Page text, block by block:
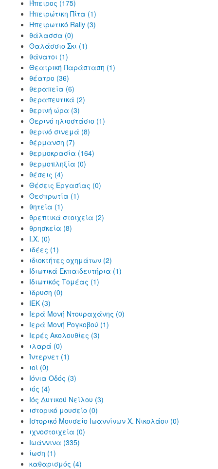
Ήπειρος (175)
Ηπειρώτικη Πίτα (1)
Ηπειρωτικό Rally (3)
θάλασσα (0)
Θαλάσσιο Σκι (1)
θάνατοι (1)
Θεατρική Παράσταση (1)
θέατρο (36)
θεραπεία (6)
θεραπευτικά (2)
θερινή ώρα (3)
Θερινό ηλιοστάσιο (1)
θερινό σινεμά (8)
θέρμανση (7)
θερμοκρασία (164)
θερμοπληξία (0)
θέσεις (4)
Θέσεις Εργασίας (0)
Θεσπρωτία (1)
θητεία (1)
θρεπτικά στοιχεία (2)
θρησκεία (8)
Ι.Χ. (0)
ιδέες (1)
ιδιοκτήτες οχημάτων (2)
Ιδιωτικά Εκπαιδευτήρια (1)
Ιδιωτικός Τομέας (1)
ίδρυση (0)
ΙΕΚ (3)
Ιερά Μονή Ντουραχάνης (0)
Ιερά Μονή Ρογκοβού (1)
Ιερές Ακολουθίες (3)
ιλαρά (0)
Ίντερνετ (1)
ιοί (0)
Ιόνια Οδός (3)
ιός (4)
Ιός Δυτικού Νείλου (3)
ιστορικό μουσείο (0)
Ιστορικό Μουσείο Ιωαννίνων Χ. Νικολάου (0)
ιχνοστοιχεία (0)
Ιωάννινα (335)
ίωση (1)
καθαρισμός (4)